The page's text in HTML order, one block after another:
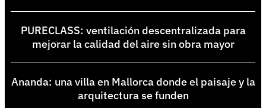
PURECLASS: ventilación descentralizada para
mejorar la calidad del aire sin obra mayor
Ananda: una villa en Mallorca donde el paisaje y la
arquitectura se funden